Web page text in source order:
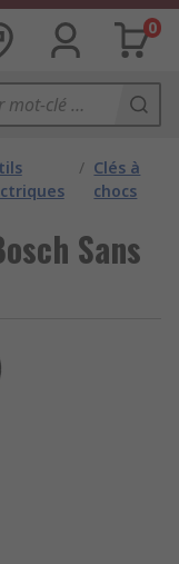
0
/ Clés à
chocs
Sans